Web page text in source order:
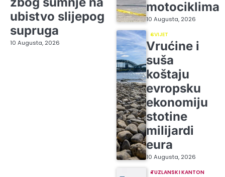
ubistvo slijepog
supruga
10 Augusta, 2026
motociklima
10 Augusta, 2026
SVIJET
Vrućine i
suša
koštaju
evropsku
ekonomiju
stotine
milijardi
eura
10 Augusta, 2026
TUZLANSKI KANTON